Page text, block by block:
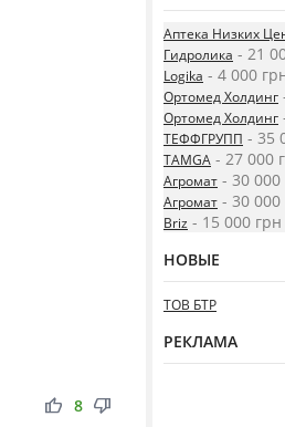
thumb_up thumb_down
8
Аптека Низких
Гидролика - 21
Logika - 4 000
Ортомед Холдинг
Ортомед Холдинг
ТЕФФГРУПП - 35
TAMGA - 27 000
Агромат - 30 000
Агромат - 30 000
Briz - 15 000 грн
НОВЫЕ
ТОВ БТР
РЕКЛАМА